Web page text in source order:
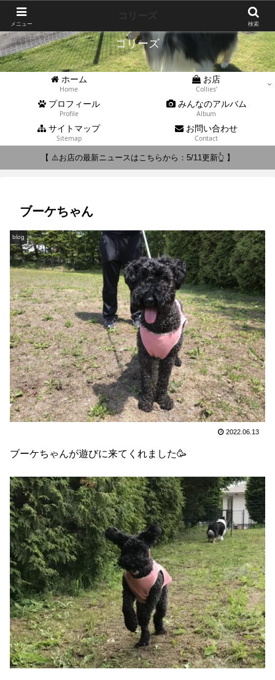
コリーズ
ホーム
Home
お店
Collies’
プロフィール
Profile
みんなのアルバム
Album
サイトマップ
Sitemap
お問い合わせ
Contact
【 ⚠️お店の最新ニュースはこちらから：5/11更新👆 】
ブーケちゃん
blog
2022.06.13
ブーケちゃんが遊びに来てくれました🥳
メニュー 検索